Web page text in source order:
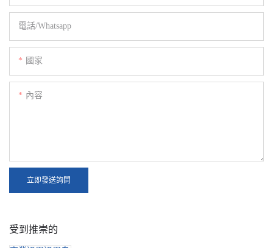
電話/whatsapp
國家
內容
立即發送詢問
受到推崇的